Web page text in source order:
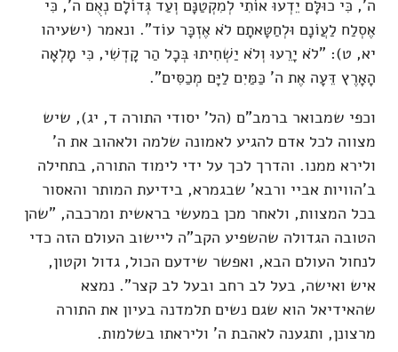
ה', כִּי כוּלָּם יֵדְעוּ אוֹתִי לְמִקְטַנָּם וְעַד גְּדוֹלָם נְאֻם ה', כִּי
אֶסְלַח לַעֲוֹנָם וּלְחַטָּאתָם לֹא אֶזְכָּר עוֹד". ונאמר (ישעיהו
יא, ט): "לֹא יָרֵעוּ וְלֹא יַשְׁחִיתוּ בְּכָל הַר קָדְשִׁי, כִּי מָלְאָה
הָאָרֶץ דֵּעָה אֶת ה' כַּמַּיִם לַיָּם מְכַסִּים".
וכפי שמבואר ברמב"ם (הל' יסודי התורה ד, יג), שיש
מצווה לכל אדם להגיע לאמונה שלמה ולאהוב את ה'
ולירא ממנו. והדרך לכך על ידי לימוד התורה, בתחילה
ב'הוויות אביי ורבא' שבגמרא, בידיעת המותר והאסור
בכל המצוות, ולאחר מכן במעשי בראשית ומרכבה, "שהן
הטובה הגדולה שהשפיע הקב"ה ליישוב העולם הזה כדי
לנחול העולם הבא, ואפשר שידעם הכול, גדול וקטון,
איש ואישה, בעל לב רחב ובעל לב קצר". נמצא
שהאידיאל הוא שגם נשים תלמדנה בעיון את התורה
מרצונן, ותגענה לאהבת ה' וליראתו בשלמות.